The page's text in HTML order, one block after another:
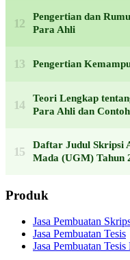
Pengertian dan
Para Ahli
Pengertian
Teori Lengkap
Para Ahli dan
Daftar Judul Skripsi
Mada (UGM) Tahun
Produk
Jasa Pembuatan
Jasa Pembuatan Tesis
Jasa Pembuatan